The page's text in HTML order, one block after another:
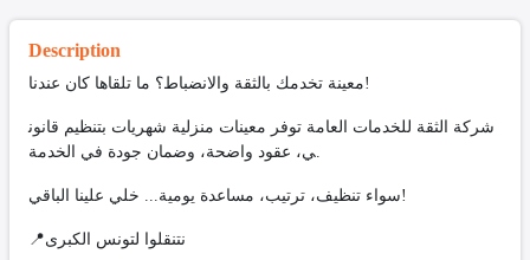
Description
معينة تخدمك بالثقة والانضباط؟ ما تلقاها كان عندنا!
شركة الثقة للخدمات العامة توفر معينات منزلية شهريات بتنظيم قانون
سواء تنظيف، ترتيب، مساعدة يومية... خلي علينا الباقي!
📍نتنقلوا لتونس الكبرى